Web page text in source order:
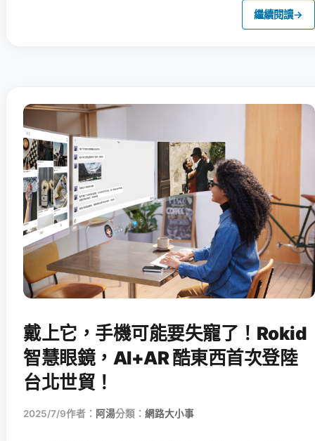
繼續閱讀→
戴上它，手機可能要失寵了！Rokid
智慧眼鏡，AI+AR 酷東西首次登陸
台北世貿！
2025/7/9作者： 阿湯分類： 網路大小事